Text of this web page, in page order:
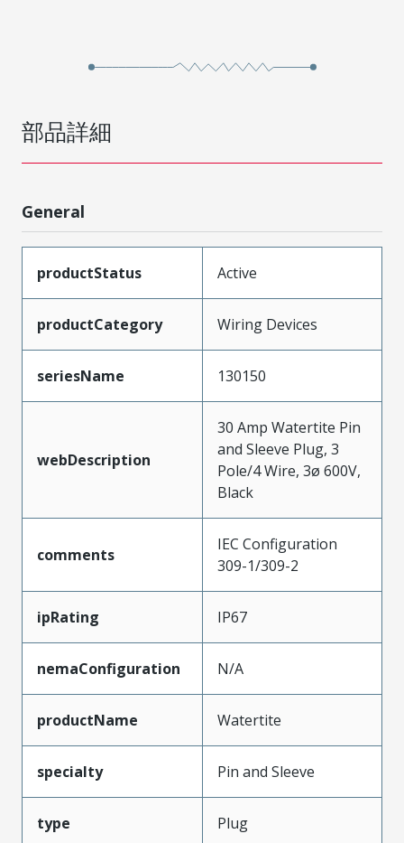
部品詳細
General
productStatus Active
productCategory Wiring Devices
seriesName 130150
webDescription
30 Amp Watertite Pin
and Sleeve Plug, 3
Pole/4 Wire, 3ø 600V,
Black
comments
IEC Configuration
309-1/309-2
ipRating IP67
nemaConfiguration N/A
productName Watertite
specialty Pin and Sleeve
type Plug